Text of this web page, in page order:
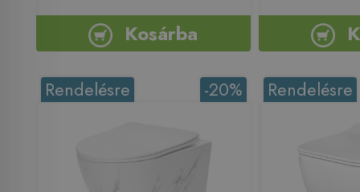
Kosárba
-20%
Rendelésre Rendelésre